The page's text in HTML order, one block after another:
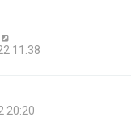
11:38
20:20